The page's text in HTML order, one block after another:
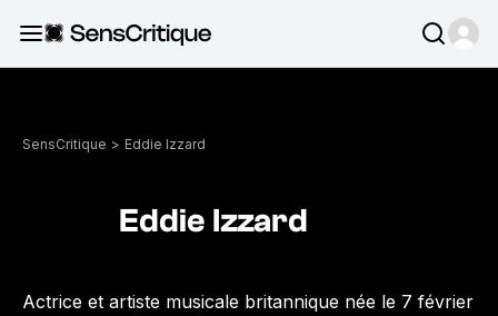
SensCritique > Eddie Izzard
Eddie Izzard
Actrice et artiste musicale britannique née le 7 février